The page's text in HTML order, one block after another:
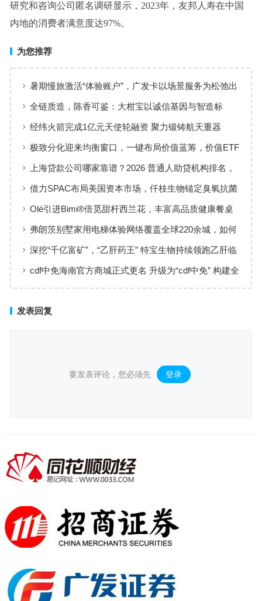
研究和咨询公司匿名调研显示，2023年，友邦人寿在中国
内地的消费者满意度达97%。
为您推荐
暑期慢旅激活“体验账户”，广发卡以场景服务为松弛出
行添彩
全链质造，陈香可鉴：大柑宝以诚信基因与智造标
准，定义新会陈皮高质量发展
经纬火箭完成1亿元天使轮融资 聚力锻铸航天重器
极致分化迎来均衡窗口，一键布局价值蓝筹，价值ETF
华夏火热开售
上海贷款公司哪家靠谱？2026 普通人助贷机构排名，
工薪族借钱选择指南
借力SPAC布局美国资本市场，仟枝生物锚定臭氧抗菌
黄金赛道
Olé引进Bimi®倍觅甜杆西兰花，丰富高品质健康餐桌
新选择
弗朗茨别墅家用电梯体验网络覆盖全球220余城，如何
实现高效服务响应
深挖“千亿富矿”，“乙肝药王” 特宝生物持续领跑乙肝临
床治愈
cdf中免海南官方商城正式更名 升级为“cdf中免” 构建全
发表回复
要发表评论，您必须先 登录 。